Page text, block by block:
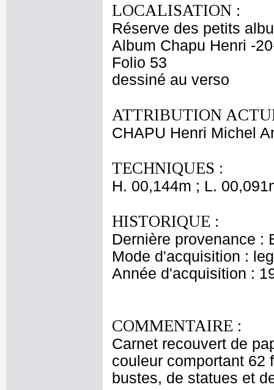
LOCALISATION :
Réserve des petits
Album Chapu Henri -
Folio 53
dessiné au verso
ATTRIBUTION
CHAPU Henri Michel
TECHNIQUES :
H. 00,144m ; L.
HISTORIQUE :
Dernière provenance :
Mode d'acquisition :
Année d'acquisition :
COMMENTAIRE :
Carnet recouvert de
couleur comportant 62
bustes, de statues et